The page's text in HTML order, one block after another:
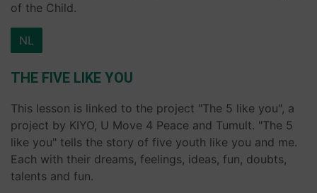
of the Child.
NL
THE FIVE LIKE YOU
This lesson is linked to the project "The 5 like you", a
project by KIYO, U Move 4 Peace and Tumult. "The 5
like you" tells the story of five youth like you and me.
Each with their dreams, feelings, ideas, fun, doubts,
talents and fun.